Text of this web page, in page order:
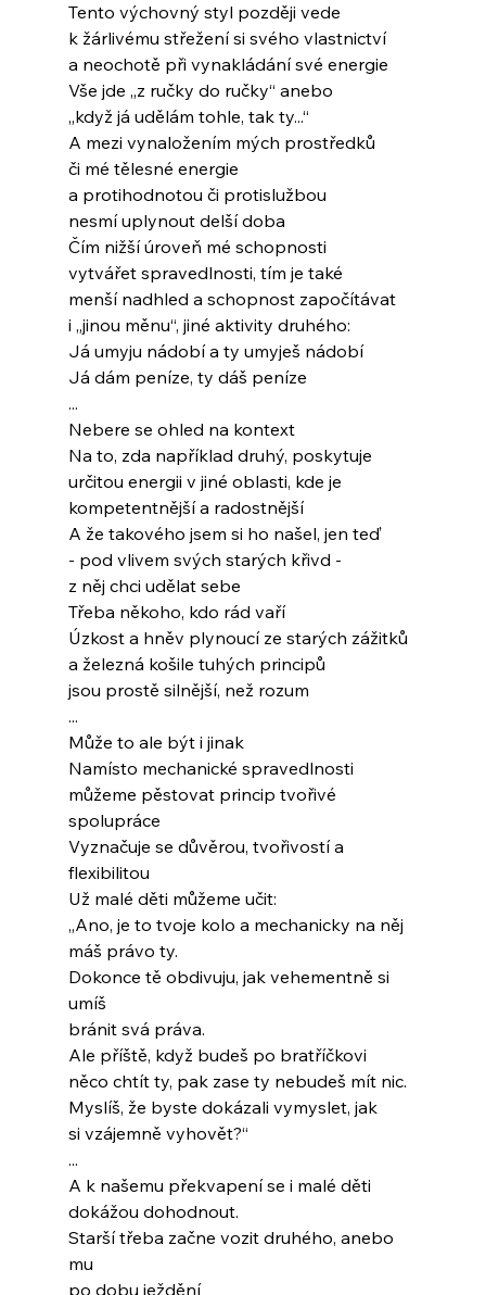
Tento výchovný styl později vede
k žárlivému střežení si svého vlastnictví
a neochotě při vynakládání své energie
Vše jde „z ručky do ručky“ anebo
„když já udělám tohle, tak ty...“
A mezi vynaložením mých prostředků
či mé tělesné energie
a protihodnotou či protislužbou
nesmí uplynout delší doba
Čím nižší úroveň mé schopnosti
vytvářet spravedlnosti, tím je také
menší nadhled a schopnost započítávat
i „jinou měnu“, jiné aktivity druhého:
Já umyju nádobí a ty umyješ nádobí
Já dám peníze, ty dáš peníze
...
Nebere se ohled na kontext
Na to, zda například druhý, poskytuje
určitou energii v jiné oblasti, kde je
kompetentnější a radostnější
A že takového jsem si ho našel, jen teď
- pod vlivem svých starých křivd -
z něj chci udělat sebe
Třeba někoho, kdo rád vaří
Úzkost a hněv plynoucí ze starých zážitků
a železná košile tuhých principů
jsou prostě silnější, než rozum
...
Může to ale být i jinak
Namísto mechanické spravedlnosti
můžeme pěstovat princip tvořivé
spolupráce
Vyznačuje se důvěrou, tvořivostí a
flexibilitou
Už malé děti můžeme učit:
„Ano, je to tvoje kolo a mechanicky na něj
máš právo ty.
Dokonce tě obdivuju, jak vehementně si
umíš
bránit svá práva.
Ale příště, když budeš po bratříčkovi
něco chtít ty, pak zase ty nebudeš mít nic.
Myslíš, že byste dokázali vymyslet, jak
si vzájemně vyhovět?“
...
A k našemu překvapení se i malé děti
dokážou dohodnout.
Starší třeba začne vozit druhého, anebo
mu
po dobu ježdění